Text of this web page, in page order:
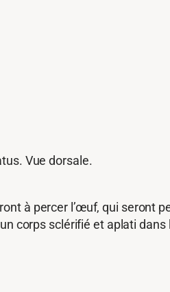
Vue dorsale.
à percer l’œuf, qui seront
corps sclérifié et aplati dans